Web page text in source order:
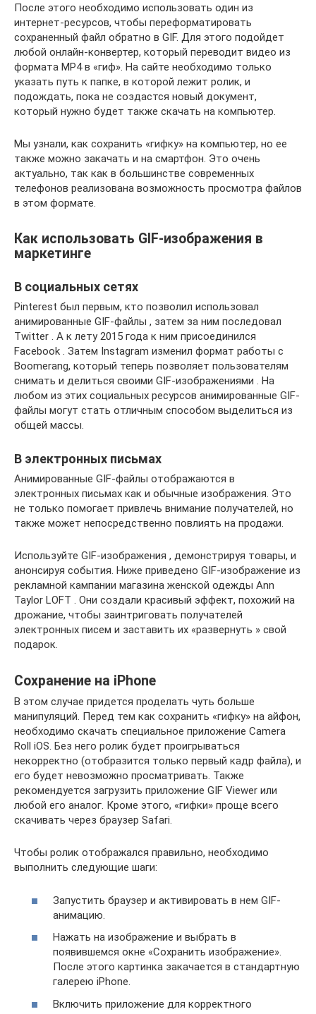
После этого необходимо использовать один из
интернет-ресурсов, чтобы переформатировать
сохраненный файл обратно в GIF. Для этого подойдет
любой онлайн-конвертер, который переводит видео из
формата MP4 в «гиф». На сайте необходимо только
указать путь к папке, в которой лежит ролик, и
подождать, пока не создастся новый документ,
который нужно будет также скачать на компьютер.
Мы узнали, как сохранить «гифку» на компьютер, но ее
также можно закачать и на смартфон. Это очень
актуально, так как в большинстве современных
телефонов реализована возможность просмотра файлов
в этом формате.
Как использовать GIF-изображения в
маркетинге
В социальных сетях
Pinterest был первым, кто позволил использовал
анимированные GIF-файлы , затем за ним последовал
Twitter . А к лету 2015 года к ним присоединился
Facebook . Затем Instagram изменил формат работы с
Boomerang, который теперь позволяет пользователям
снимать и делиться своими GIF-изображениями . На
любом из этих социальных ресурсов анимированные GIF-
файлы могут стать отличным способом выделиться из
общей массы.
В электронных письмах
Анимированные GIF-файлы отображаются в
электронных письмах как и обычные изображения. Это
не только помогает привлечь внимание получателей, но
также может непосредственно повлиять на продажи.
Используйте GIF-изображения , демонстрируя товары, и
анонсируя события. Ниже приведено GIF-изображение из
рекламной кампании магазина женской одежды Ann
Taylor LOFT . Они создали красивый эффект, похожий на
дрожание, чтобы заинтриговать получателей
электронных писем и заставить их «развернуть » свой
подарок.
Сохранение на iPhone
В этом случае придется проделать чуть больше
манипуляций. Перед тем как сохранить «гифку» на айфон,
необходимо скачать специальное приложение Camera
Roll iOS. Без него ролик будет проигрываться
некорректно (отобразится только первый кадр файла), и
его будет невозможно просматривать. Также
рекомендуется загрузить приложение GIF Viewer или
любой его аналог. Кроме этого, «гифки» проще всего
скачивать через браузер Safari.
Чтобы ролик отображался правильно, необходимо
выполнить следующие шаги:
Запустить браузер и активировать в нем GIF-
анимацию.
Нажать на изображение и выбрать в
появившемся окне «Сохранить изображение».
После этого картинка закачается в стандартную
галерею iPhone.
Включить приложение для корректного